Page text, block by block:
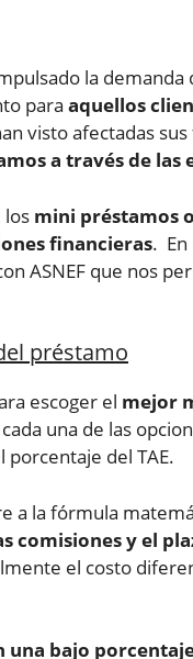
la
para aquellos
visto afectadas
a través de las
los mini préstamos
financieras. En
ASNEF que nos
préstamo
escoger el mejor
una de las
del TAE.
a la fórmula
comisiones y el
el costo
bajo porcentaje